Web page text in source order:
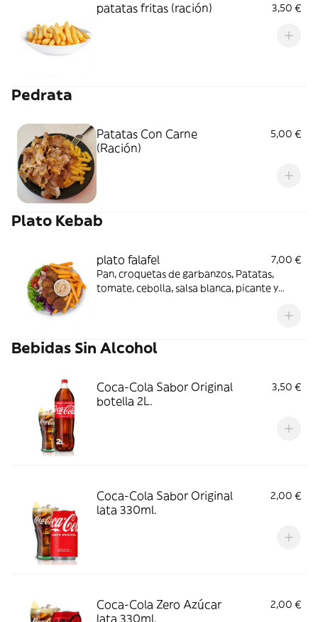
patatas fritas (ración) 3,50 €
Pedrata
Patatas Con Carne
(Ración)
5,00 €
Plato Kebab
plato falafel
7,00 €
Pan, croquetas de garbanzos, Patatas,
tomate, cebolla, salsa blanca, picante y
Bebidas Sin Alcohol
Coca-Cola Sabor Original
botella 2L.
3,50 €
Coca-Cola Sabor Original
lata 330ml.
2,00 €
Coca-Cola Zero Azúcar
lata 330ml.
2,00 €